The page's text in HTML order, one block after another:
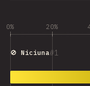
0% 20%
1
🚫 Niciuna